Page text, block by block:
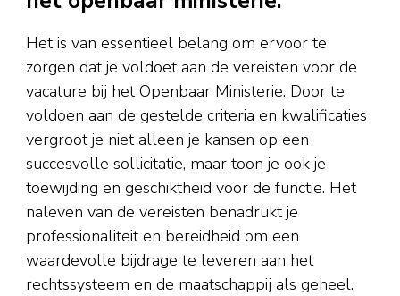
Het is van essentieel belang om ervoor te
zorgen dat je voldoet aan de vereisten voor de
vacature bij het Openbaar Ministerie. Door te
voldoen aan de gestelde criteria en kwalificaties
vergroot je niet alleen je kansen op een
succesvolle sollicitatie, maar toon je ook je
toewijding en geschiktheid voor de functie. Het
naleven van de vereisten benadrukt je
professionaliteit en bereidheid om een
waardevolle bijdrage te leveren aan het
rechtssysteem en de maatschappij als geheel.